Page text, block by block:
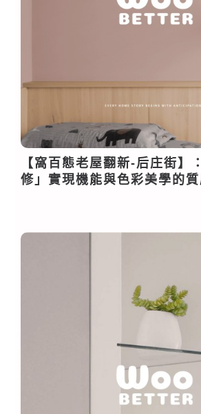
【窩百態老屋翻新-后庄街】
修」實現機能與色彩美學的